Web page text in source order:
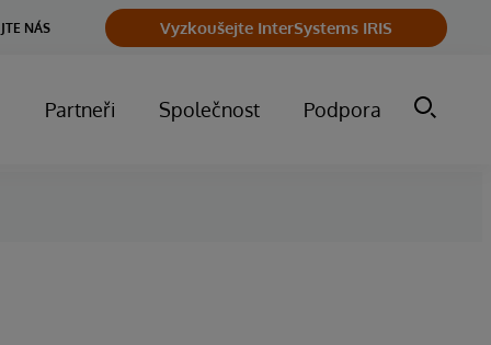
NÁS Vyzkoušejte InterSystems IRIS
Partneři Společnost Podpora